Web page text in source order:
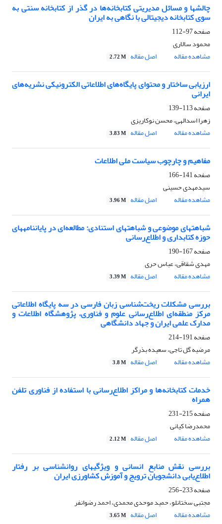
چالشها و مسائل مدیریتی کتابخانه‌ها در گذر از کتابخانه سنتی به
سوی کتابخانه دیجیتالی با نگاهی به ایران
صفحه97-112
محمود سالاری
مشاهده مقاله
اصل مقاله 2.72 M
ارزیابی ساختار و محتوای پایگاه‌های اطلاعاتی الکترونیکی نشریه‌های
ایرانی
صفحه113-139
زهرا اسدالهی، محسن نوکاریزی
مشاهده مقاله
اصل مقاله 3.83 M
مفاهیم و چارچوب سیاست ملی اطلاعات
صفحه141-166
سیدمهدی حسینی
مشاهده مقاله
اصل مقاله 3.96 M
شباهتهای موضوعی و شباهتهای استنادی: مطالعه‌ای در پایان‎نامه‎های
حوزه کتابداری و اطلاع‎‌رسانی
صفحه167-190
مهدی شقاقی، عباس حری
مشاهده مقاله
اصل مقاله 3.39 M
بررسی مشکلات ریخت‌شناسی زبان فارسی در سه پایگاه اطلاعاتی
مرکز منطقه‌ای اطلاع‌رسانی علوم و فناوری، پژوهشگاه اطلاعات و
مدارک علمی ایران و جهاد دانشگاهی
صفحه191-214
مرضیه گل تاجی، سعیده بذرگر
مشاهده مقاله
اصل مقاله 3.8 M
خدمات کتابخانه‌ها و مراکز اطلاع‌رسانی با استفاده از فناوری تلفن
همراه
صفحه215-231
محمدرضا کیانی
مشاهده مقاله
اصل مقاله 2.12 M
بررسی نقش منابع انسانی و ویژگیهای روانشناسی بر رفتار
اطلاع‌یابی دانشجویان ترویج و آموزش کشاورزی ایران
صفحه233-256
مجتبی سختانلو، حمید موحدی محمدی، احمد رضوانفر
مشاهده مقاله
اصل مقاله 3.65 M